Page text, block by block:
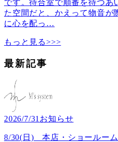
です。待合室で順番を待つあ
た空間だと、かえって物音が
に心を配っ …
もっと見る>>>
最新記事
2026/7/31 お知らせ
8/30(日) 本店・ショールー